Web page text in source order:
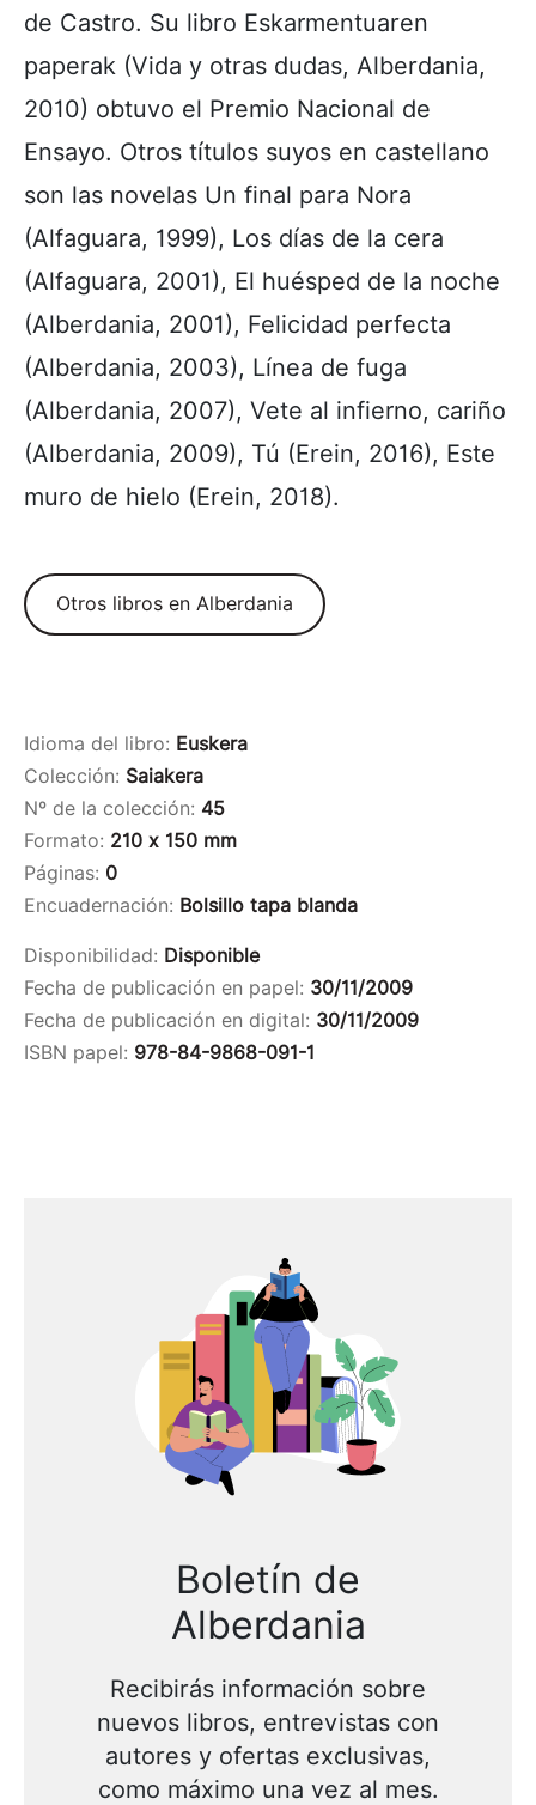
de Castro. Su libro Eskarmentuaren
paperak (Vida y otras dudas, Alberdania,
2010) obtuvo el Premio Nacional de
Ensayo. Otros títulos suyos en castellano
son las novelas Un final para Nora
(Alfaguara, 1999), Los días de la cera
(Alfaguara, 2001), El huésped de la noche
(Alberdania, 2001), Felicidad perfecta
(Alberdania, 2003), Línea de fuga
(Alberdania, 2007), Vete al infierno, cariño
(Alberdania, 2009), Tú (Erein, 2016), Este
muro de hielo (Erein, 2018).
Otros libros en Alberdania
Idioma del libro: Euskera
Colección: Saiakera
Nº de la colección: 45
Formato: 210 x 150 mm
Páginas: 0
Encuadernación: Bolsillo tapa blanda
Disponibilidad: Disponible
Fecha de publicación en papel: 30/11/2009
Fecha de publicación en digital: 30/11/2009
ISBN papel: 978-84-9868-091-1
Boletín de
Alberdania
Recibirás información sobre
nuevos libros, entrevistas con
autores y ofertas exclusivas,
como máximo una vez al mes.